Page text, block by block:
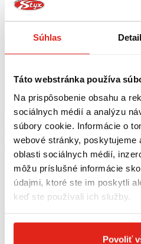
Súhlas
Táto webstránka používa
Na prispôsobenie obsahu a
sociálnych médií a analýzu
súbory cookie. Informácie o
webové stránky, poskytujeme
oblasti sociálnych médií,
môžu príslušné informácie
údajmi, ktoré ste im poskytli
keď ste používali ich služby.
Povoliť
Maxiskútre
YAMAHA XMAX 300 TECH MAX MAGMA
7 390,00 € s DPH
Objem motora (cm3)
292
Výkon (kW)
20.6